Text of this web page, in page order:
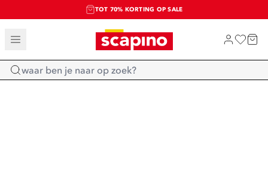
TOT 70% KORTING OP SALE
SALE: LAATSTE KANS!
SHOP NIEUW
Home